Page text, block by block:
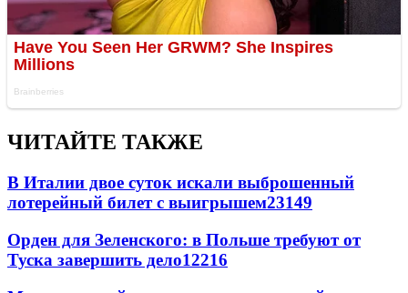
ЧИТАЙТЕ ТАКЖЕ
В Италии двое суток искали выброшенный
лотерейный билет с выигрышем23149
Орден для Зеленского: в Польше требуют от
Туска завершить дело12216